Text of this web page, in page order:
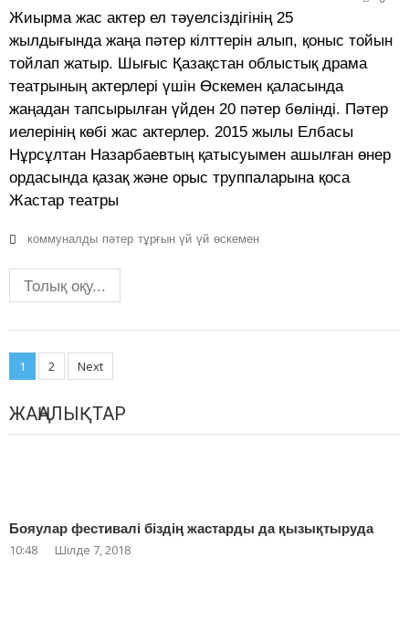
Жиырма жас актер ел тәуелсіздігінің 25
жылдығында жаңа пәтер кілттерін алып, қоныс тойын
тойлап жатыр. Шығыс Қазақстан облыстық драма
театрының актерлері үшін Өскемен қаласында
жаңадан тапсырылған үйден 20 пәтер бөлінді. Пәтер
иелерінің көбі жас актерлер. 2015 жылы Елбасы
Нұрсұлтан Назарбаевтың қатысуымен ашылған өнер
ордасында қазақ және орыс труппаларына қоса
Жастар театры
коммуналды пәтер тұрғын үй үй өскемен
Толық оқу...
Posts
1 2 Next
ЖАҢАЛЫҚТАР
Бояулар фестивалі біздің жастарды да қызықтыруда
10:48 Шілде 7, 2018